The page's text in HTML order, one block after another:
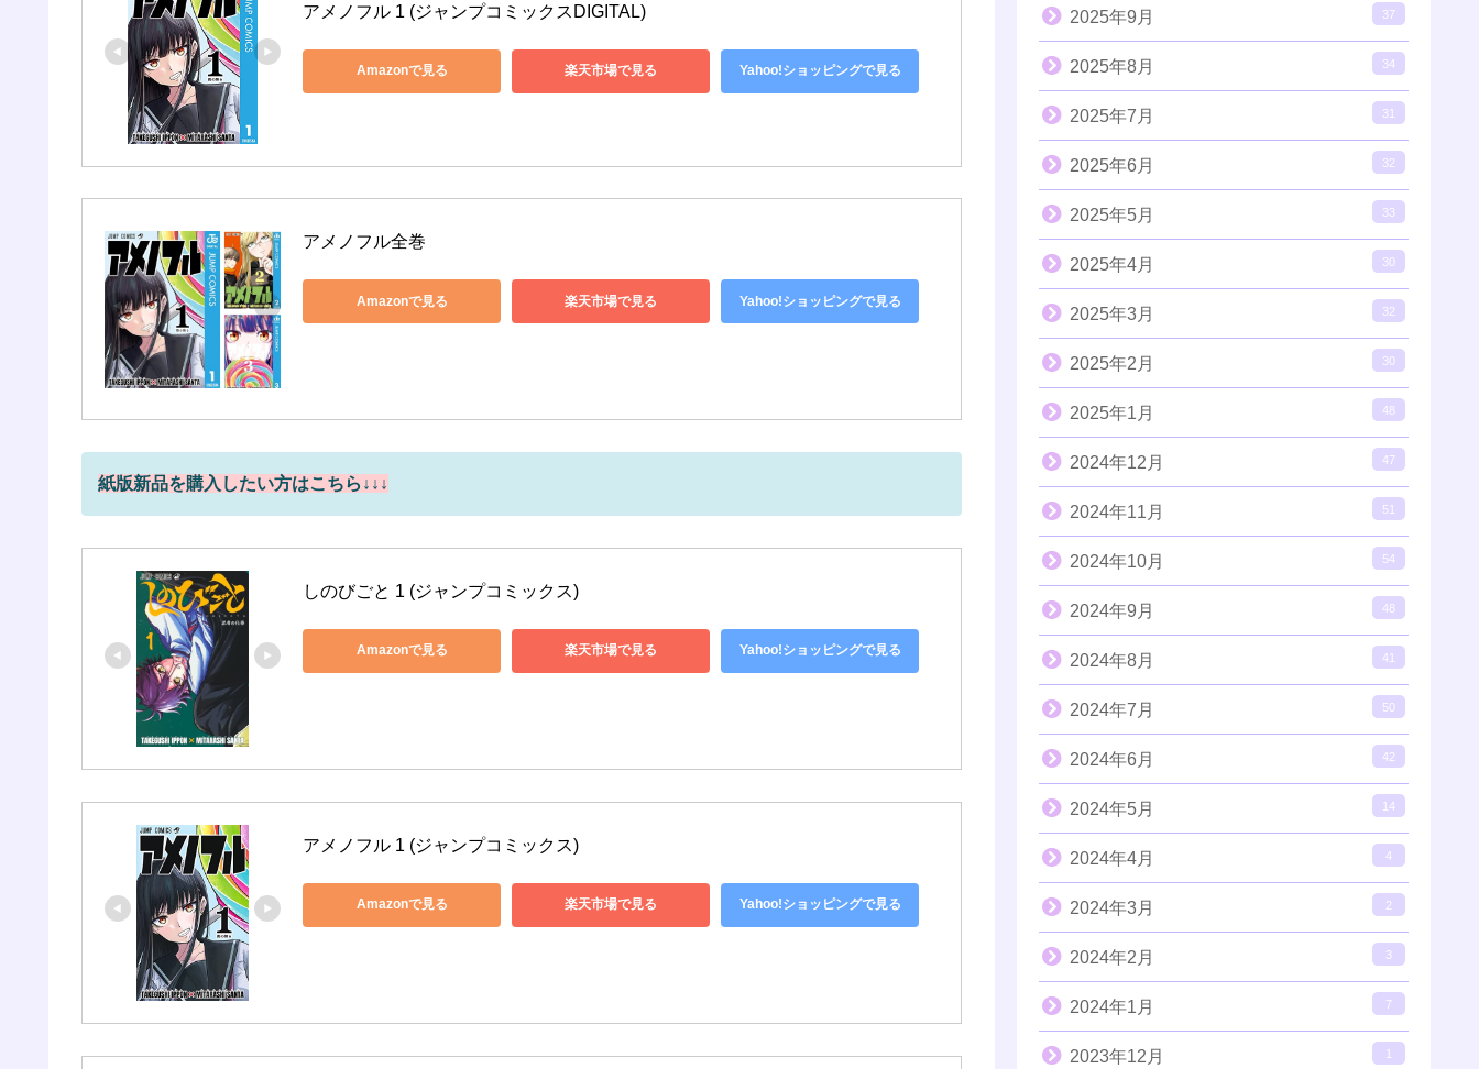
アメノフル 1 (ジャンプコミックスDIGITAL)
Amazonで見る 楽天市場で見る Yahoo!ショッピングで見る
アメノフル全巻
Amazonで見る 楽天市場で見る Yahoo!ショッピングで見る
紙版新品を購入したい方はこちら↓↓↓
しのびごと 1 (ジャンプコミックス)
Amazonで見る 楽天市場で見る Yahoo!ショッピングで見る
アメノフル 1 (ジャンプコミックス)
Amazonで見る 楽天市場で見る Yahoo!ショッピングで見る
2025年9月 37
2025年8月 34
2025年7月 31
2025年6月 32
2025年5月 33
2025年4月 30
2025年3月 32
2025年2月 30
2025年1月 48
2024年12月 47
2024年11月 51
2024年10月 54
2024年9月 48
2024年8月 41
2024年7月 50
2024年6月 42
2024年5月 14
2024年4月 4
2024年3月 2
2024年2月 3
2024年1月 7
2023年12月 1